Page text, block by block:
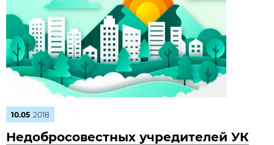
10.05 2018
Недобросовестных учредителей УК